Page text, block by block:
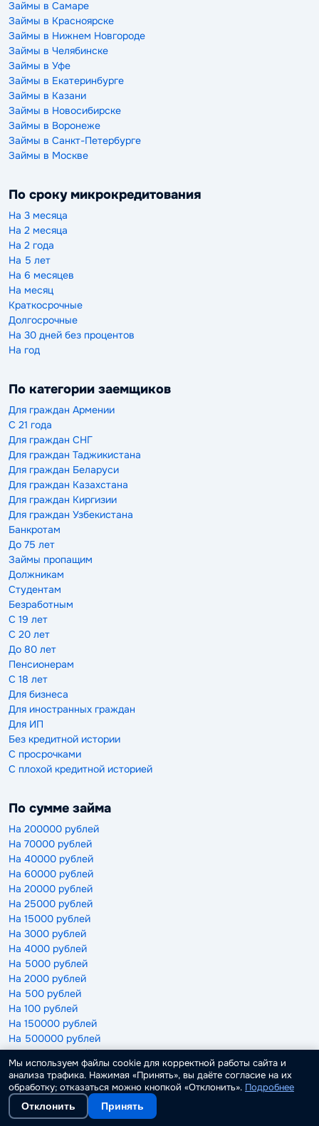
Займы в Самаре
Займы в Красноярске
Займы в Нижнем Новгороде
Займы в Челябинске
Займы в Уфе
Займы в Екатеринбурге
Займы в Казани
Займы в Новосибирске
Займы в Воронеже
Займы в Санкт-Петербурге
Займы в Москве
По сроку микрокредитования
На 3 месяца
На 2 месяца
На 2 года
На 5 лет
На 6 месяцев
На месяц
Краткосрочные
Долгосрочные
На 30 дней без процентов
На год
По категории заемщиков
Для граждан Армении
С 21 года
Для граждан СНГ
Для граждан Таджикистана
Для граждан Беларуси
Для граждан Казахстана
Для граждан Киргизии
Для граждан Узбекистана
Банкротам
До 75 лет
Займы пропащим
Должникам
Студентам
Безработным
С 19 лет
С 20 лет
До 80 лет
Пенсионерам
С 18 лет
Для бизнеса
Для иностранных граждан
Для ИП
Без кредитной истории
С просрочками
С плохой кредитной историей
По сумме займа
На 200000 рублей
На 70000 рублей
На 40000 рублей
На 60000 рублей
На 20000 рублей
На 25000 рублей
На 15000 рублей
На 3000 рублей
На 4000 рублей
На 5000 рублей
На 2000 рублей
На 500 рублей
На 100 рублей
На 150000 рублей
На 500000 рублей
На 10000 рублей
На 50000 рублей
На 1000 рублей
На 30000 рублей
На 100000 рублей
Мы используем файлы cookie для корректной работы сайта и
анализа трафика. Нажимая «Принять», вы даёте согласие на их
обработку; отказаться можно кнопкой «Отклонить». Подробнее
Отклонить Принять